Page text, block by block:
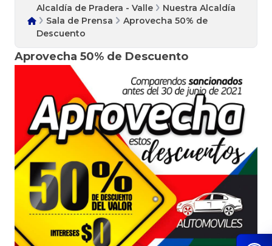
Alcaldía de Pradera - Valle
Nuestra Alcaldía
Sala de Prensa
Aprovecha 50% de
Descuento
Aprovecha 50% de Descuento